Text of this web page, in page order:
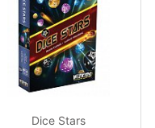
Dice Stars